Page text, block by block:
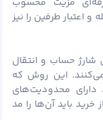
اعتبار طرفین را نیز
شارژ حساب و انتقال
این روش که
دارای محدودیت‌های
خرید باید آن‌ها را مد